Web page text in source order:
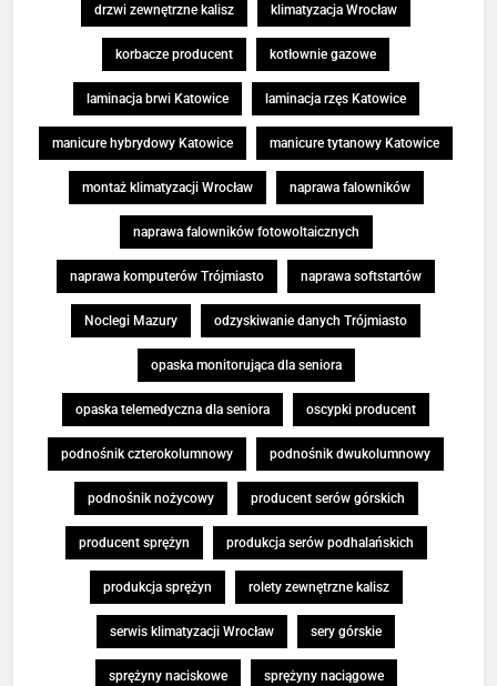
drzwi zewnętrzne kalisz klimatyzacja Wrocław
korbacze producent kotłownie gazowe
laminacja brwi Katowice laminacja rzęs Katowice
manicure hybrydowy Katowice manicure tytanowy Katowice
montaż klimatyzacji Wrocław naprawa falowników
naprawa falowników fotowoltaicznych
naprawa komputerów Trójmiasto naprawa softstartów
Noclegi Mazury odzyskiwanie danych Trójmiasto
opaska monitorująca dla seniora
opaska telemedyczna dla seniora oscypki producent
podnośnik czterokolumnowy podnośnik dwukolumnowy
podnośnik nożycowy producent serów górskich
producent sprężyn produkcja serów podhalańskich
produkcja sprężyn rolety zewnętrzne kalisz
serwis klimatyzacji Wrocław sery górskie
sprężyny naciskowe sprężyny naciągowe